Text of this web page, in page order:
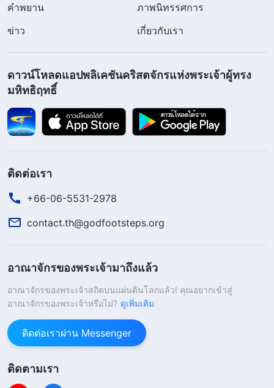
คำพยาน
ภาพนิทรรศการ
ข่าว
เกี่ยวกับเรา
ดาวน์โหลดแอปพลิเคชันคริสตจักรแห่งพระเจ้าผู้ทรง
มหิทธิฤทธิ์
ติดต่อเรา
+66-06-5531-2978
contact.th@godfootsteps.org
อาณาจักรของพระเจ้ามาถึงแล้ว
อาณาจักรของพระเจ้าสถิตบนแผ่นดินโลกแล้ว! คุณอยากเข้าสู่
อาณาจักรของพระเจ้าหรือไม่? ดูเพิ่มเติม
ติดต่อเราผ่าน Messenger
ติดตามเรา